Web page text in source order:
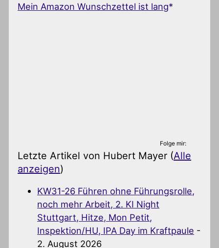
Mein Amazon Wunschzettel ist lang
Folge mir:
Letzte Artikel von Hubert Mayer (Alle
anzeigen)
KW31-26 Führen ohne Führungsrolle,
noch mehr Arbeit, 2. KI Night
Stuttgart, Hitze, Mon Petit,
Inspektion/HU, IPA Day im Kraftpaule -
2. August 2026